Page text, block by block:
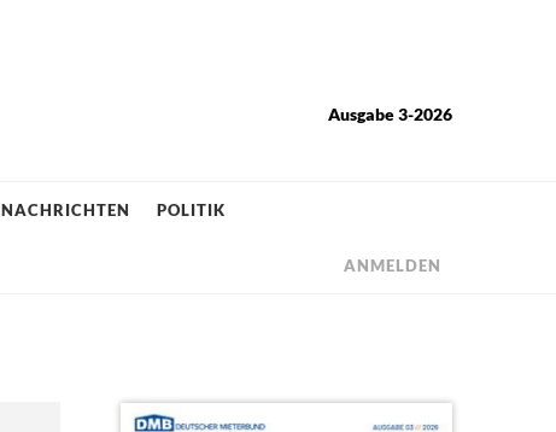
Ausgabe 3-2026
NACHRICHTEN POLITIK
ANMELDEN